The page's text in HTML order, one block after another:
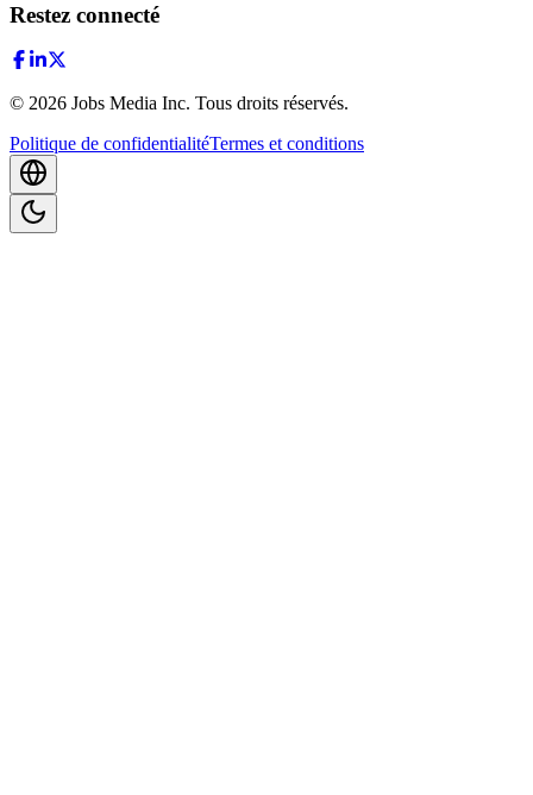
Restez connecté
© 2026 Jobs Media Inc. Tous droits réservés.
Politique de confidentialitéTermes et conditions